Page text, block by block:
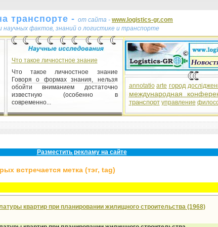
транспорте - от сайта - www.logistics-gr.com
научных фактов, знаний о логистике и транспорте
Что такое личностное знание
Что такое личностное знание
Говоря о формах знания, нельзя
обойти вниманием достаточно
известную (особенно в
современно...
annotatio arte город
международная
транспорт управление
Разместить рекламу на сайте
встречается метка (тэг, tag)
квартир при планировании жилищного строительства (1968)